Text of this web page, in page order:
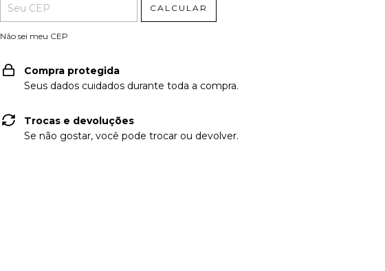
CALCULAR
Não sei meu CEP
Compra protegida
Seus dados cuidados durante toda a compra.
Trocas e devoluções
Se não gostar, você pode trocar ou devolver.